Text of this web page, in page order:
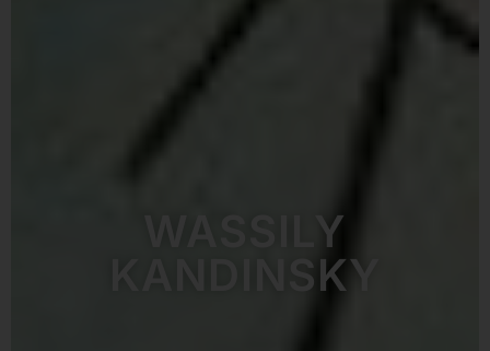
WASSILY
KANDINSKY